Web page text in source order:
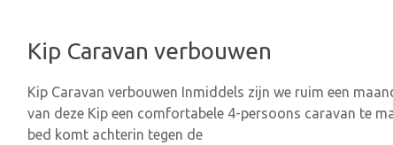
Kip Caravan verbouwen
Kip Caravan verbouwen Inmiddels zijn we ruim een
van deze Kip een comfortabele 4-persoons caravan te
bed komt achterin tegen de